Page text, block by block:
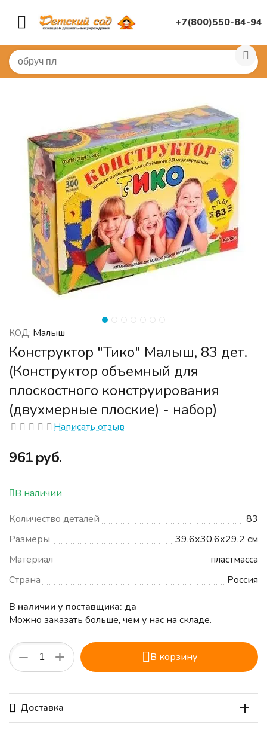
+7(800)550-84-94
Главная / ИГРУШКИ ДЛЯ ДЕТСКОГО САДА
КОД: Малыш
Конструктор "Тико" Малыш, 83 дет.
(Конструктор объемный для
плоскостного конструирования
(двухмерные плоские) - набор)
Написать отзыв
‍961‍руб.
В наличии
Количество деталей
83
Размеры
39,6х30,6х29,2 см
Материал
пластмасса
Страна
Россия
В наличии у поставщика: да
Можно заказать больше, чем у нас на складе.
+
− В корзину
Доставка